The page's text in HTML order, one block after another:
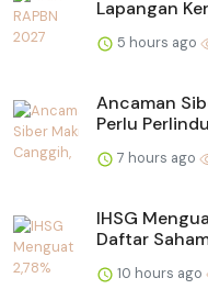
Lapangan
5 hours ago
Ancaman
Perlu
7 hours ago
IHSG
Daftar
10 hours ago